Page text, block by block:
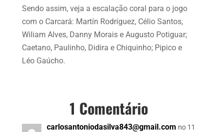
Sendo assim, veja a escalação coral para o jogo
com o Carcará: Martín Rodríguez, Célio Santos,
Wiliam Alves, Danny Morais e Augusto Potiguar;
Caetano, Paulinho, Didira e Chiquinho; Pipico e
Léo Gaúcho.
1 Comentário
carlosantoniodasilva843@gmail.com no 11